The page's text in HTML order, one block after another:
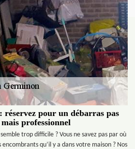
pour un débarras pas
professionnel
trop difficile ? Vous ne savez pas par où
qu’il y a dans votre maison ? Nos